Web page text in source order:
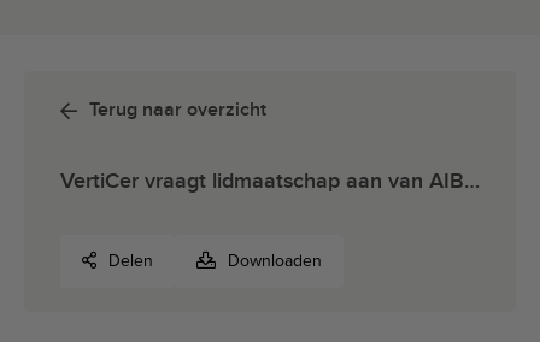
Terug naar overzicht
VertiCer vraagt lidmaatschap aan van AIB EECS® Gas Scheme Group
Delen Downloaden